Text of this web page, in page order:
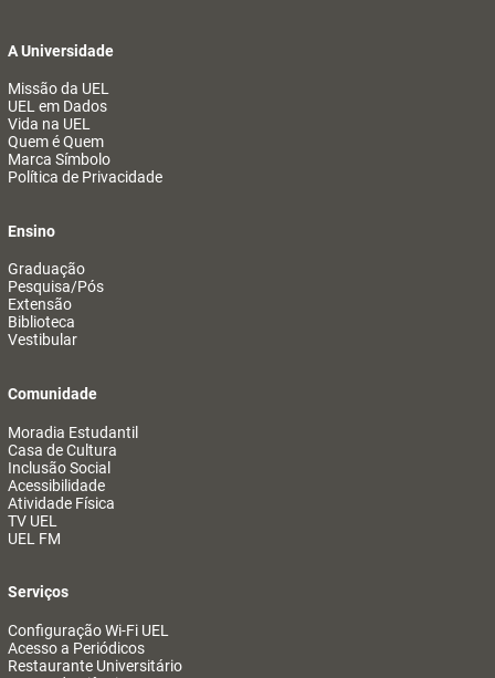
A Universidade
Missão da UEL
UEL em Dados
Vida na UEL
Quem é Quem
Marca Símbolo
Política de Privacidade
Ensino
Graduação
Pesquisa/Pós
Extensão
Biblioteca
Vestibular
Comunidade
Moradia Estudantil
Casa de Cultura
Inclusão Social
Acessibilidade
Atividade Física
TV UEL
UEL FM
Serviços
Configuração Wi-Fi UEL
Acesso a Periódicos
Restaurante Universitário